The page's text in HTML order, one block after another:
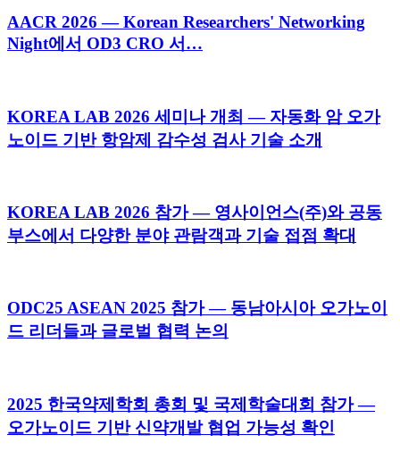
AACR 2026 — Korean Researchers' Networking
Night에서 OD3 CRO 서…
KOREA LAB 2026 세미나 개최 — 자동화 암 오가
노이드 기반 항암제 감수성 검사 기술 소개
KOREA LAB 2026 참가 — 영사이언스(주)와 공동
부스에서 다양한 분야 관람객과 기술 접점 확대
ODC25 ASEAN 2025 참가 — 동남아시아 오가노이
드 리더들과 글로벌 협력 논의
2025 한국약제학회 총회 및 국제학술대회 참가 —
오가노이드 기반 신약개발 협업 가능성 확인